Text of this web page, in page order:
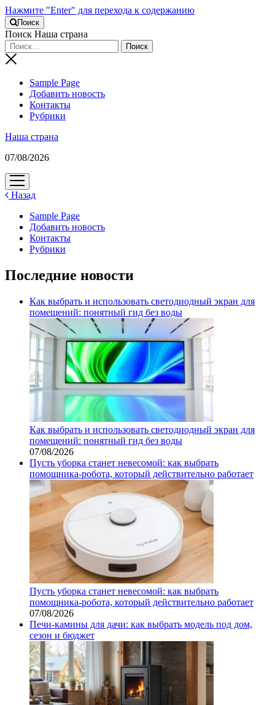
Нажмите "Enter" для перехода к содержанию
Поиск
Поиск Наша страна
Sample Page
Добавить новость
Контакты
Рубрики
Наша страна
07/08/2026
открыть
меню
Назад
Sample Page
Добавить новость
Контакты
Рубрики
Последние новости
Как выбрать и использовать светодиодный экран для
помещений: понятный гид без воды
Как выбрать и использовать светодиодный экран для
помещений: понятный гид без воды
07/08/2026
Пусть уборка станет невесомой: как выбрать
помощника‑робота, который действительно работает
Пусть уборка станет невесомой: как выбрать
помощника‑робота, который действительно работает
07/08/2026
Печи-камины для дачи: как выбрать модель под дом,
сезон и бюджет